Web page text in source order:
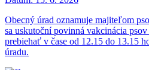
Obecný úrad oznamuje majiteľom
sa uskutoční povinná vakcinácia
prebiehať v čase od 12.15 do 13.15
úradu.